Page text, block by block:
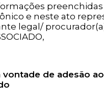
e neste ato
legal/
vontade de adesão